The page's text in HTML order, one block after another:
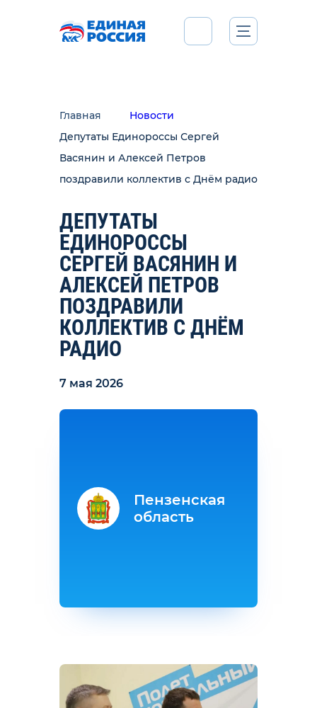
Главная
Новости
Депутаты Единороссы Сергей
Васянин и Алексей Петров
поздравили коллектив с Днём радио
ДЕПУТАТЫ
ЕДИНОРОССЫ
СЕРГЕЙ ВАСЯНИН И
АЛЕКСЕЙ ПЕТРОВ
ПОЗДРАВИЛИ
КОЛЛЕКТИВ С ДНЁМ
РАДИО
7 мая 2026
Пензенская
область